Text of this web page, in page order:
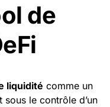
de
liquidité comme un
le contrôle d’un